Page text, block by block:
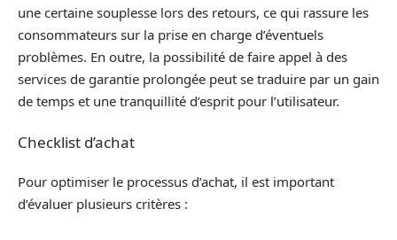
une certaine souplesse lors des retours, ce qui rassure les
consommateurs sur la prise en charge d’éventuels
problèmes. En outre, la possibilité de faire appel à des
services de garantie prolongée peut se traduire par un gain
de temps et une tranquillité d’esprit pour l’utilisateur.
Checklist d’achat
Pour optimiser le processus d’achat, il est important
d’évaluer plusieurs critères :